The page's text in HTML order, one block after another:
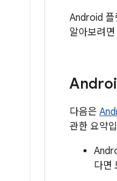
Android 플
알아보려면
다음은
관한 요약
다면